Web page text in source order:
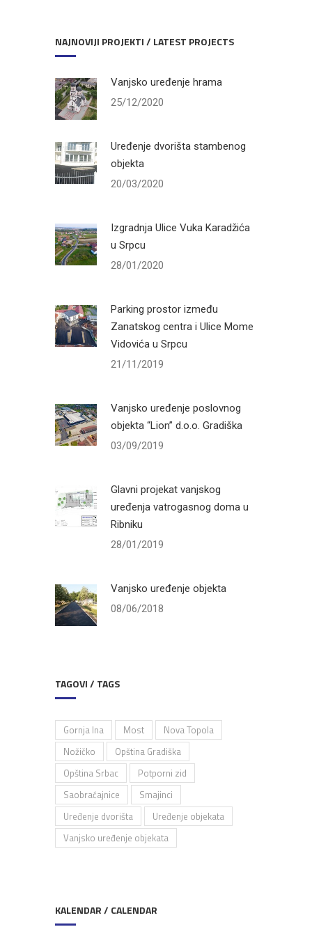
NAJNOVIJI PROJEKTI / LATEST PROJECTS
Vanjsko uređenje hrama
25/12/2020
Uređenje dvorišta stambenog
objekta
20/03/2020
Izgradnja Ulice Vuka Karadžića
u Srpcu
28/01/2020
Parking prostor između
Zanatskog centra i Ulice Mome
Vidovića u Srpcu
21/11/2019
Vanjsko uređenje poslovnog
objekta “Lion” d.o.o. Gradiška
03/09/2019
Glavni projekat vanjskog
uređenja vatrogasnog doma u
Ribniku
28/01/2019
Vanjsko uređenje objekta
08/06/2018
TAGOVI / TAGS
Gornja Ina Most
Nova Topola
Nožičko
Opština Gradiška
Opština Srbac
Potporni zid
Saobraćajnice
Smajinci
Uređenje dvorišta
Uređenje objekata
Vanjsko uređenje objekata
KALENDAR / CALENDAR